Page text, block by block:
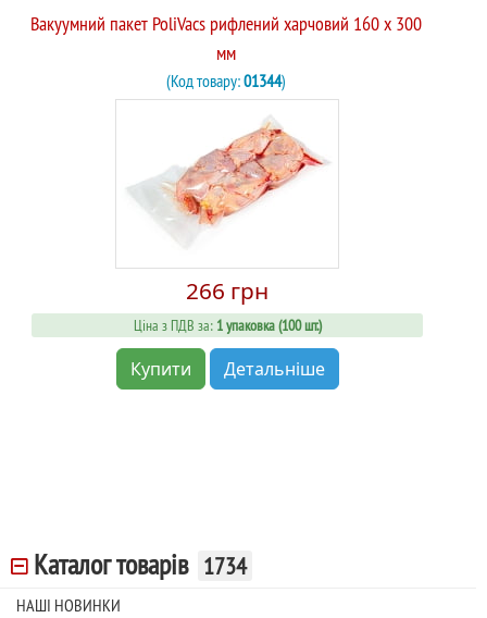
Вакуумний пакет PoliVacs рифлений харчовий 160 x 300
мм
(Код товару:01344)
266 грн
Ціна з ПДВ за: 1 упаковка (100 шт.)
Купити Детальніше
Каталог товарів 1734
НАШІ НОВИНКИ